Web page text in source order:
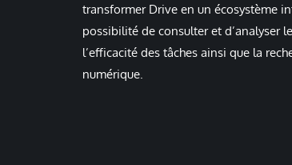
transformer Drive en un écosystème
possibilité de consulter et d’analyser
l’efficacité des tâches ainsi que la
numérique.